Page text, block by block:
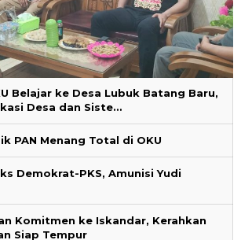
Belajar ke Desa Lubuk Batang Baru,
Desa dan Siste…
PAN Menang Total di OKU
Demokrat-PKS, Amunisi Yudi
Komitmen ke Iskandar, Kerahkan
Siap Tempur